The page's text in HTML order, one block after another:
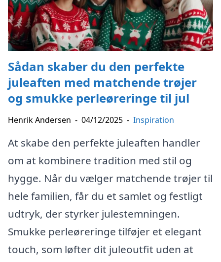
Sådan skaber du den perfekte
juleaften med matchende trøjer
og smukke perleøreringe til jul
Henrik Andersen - 04/12/2025 - Inspiration
At skabe den perfekte juleaften handler
om at kombinere tradition med stil og
hygge. Når du vælger matchende trøjer til
hele familien, får du et samlet og festligt
udtryk, der styrker julestemningen.
Smukke perleøreringe tilføjer et elegant
touch, som løfter dit juleoutfit uden at